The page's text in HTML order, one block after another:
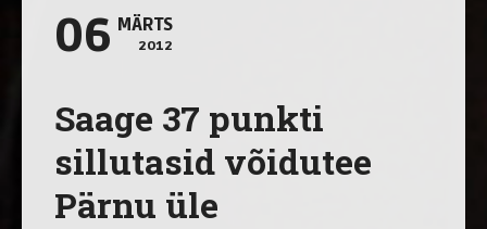
06 MÄRTS
2012
Saage 37 punkti
sillutasid võidutee
Pärnu üle